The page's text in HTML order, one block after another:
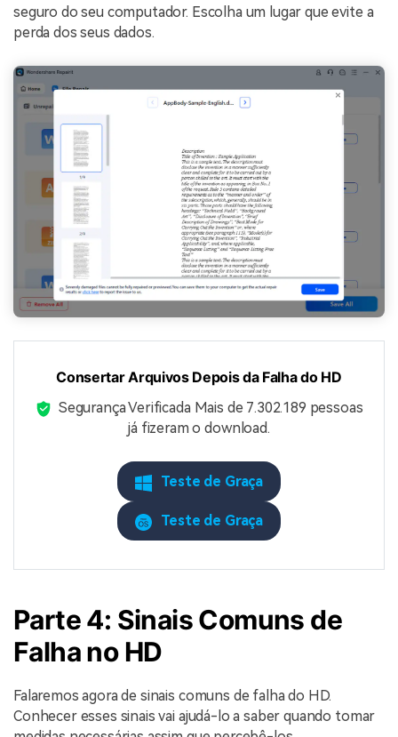
seguro do seu computador. Escolha um lugar que evite a
perda dos seus dados.
Consertar Arquivos Depois da Falha do HD
Segurança VerificadaMais de 7.302.189 pessoas
já fizeram o download.
Teste de Graça
Teste de Graça
Parte 4: Sinais Comuns de
Falha no HD
Falaremos agora de sinais comuns de falha do HD.
Conhecer esses sinais vai ajudá-lo a saber quando tomar